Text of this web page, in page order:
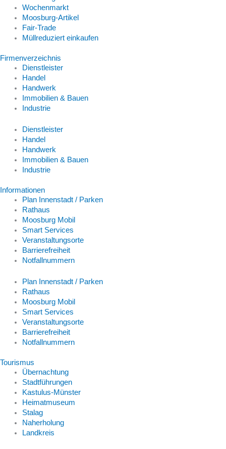
Wochenmarkt
Moosburg-Artikel
Fair-Trade
Müllreduziert einkaufen
Firmenverzeichnis
Dienstleister
Handel
Handwerk
Immobilien & Bauen
Industrie
Dienstleister
Handel
Handwerk
Immobilien & Bauen
Industrie
Informationen
Plan Innenstadt / Parken
Rathaus
Moosburg Mobil
Smart Services
Veranstaltungsorte
Barrierefreiheit
Notfallnummern
Plan Innenstadt / Parken
Rathaus
Moosburg Mobil
Smart Services
Veranstaltungsorte
Barrierefreiheit
Notfallnummern
Tourismus
Übernachtung
Stadtführungen
Kastulus-Münster
Heimatmuseum
Stalag
Naherholung
Landkreis